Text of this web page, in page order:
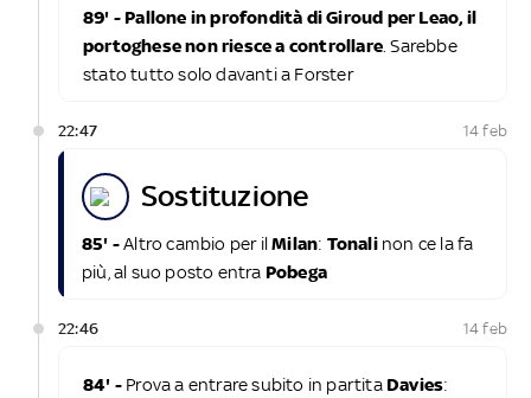
89' - Pallone in profondità di Giroud per Leao, il
portoghese non riesce a controllare . Sarebbe
stato tutto solo davanti a Forster
22:47 14 feb
sostituzione
85' -Altro cambio per ilMilan: Tonalinon ce la fa
più, al suo posto entra Pobega
22:46 14 feb
84' - Prova a entrare subito in partita Davies: